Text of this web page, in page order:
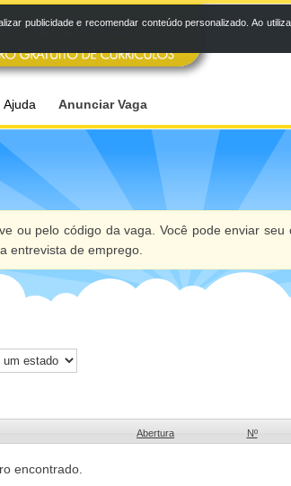
Ajuda Anunciar Vaga
ou pelo código da vaga. Você pode enviar seu
entrevista de emprego.
Abertura Nº
encontrado.
publicidade e recomendar conteúdo personalizado. Ao